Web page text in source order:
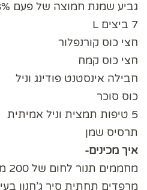
גביע שמנת חמוצה של פעם 28%
7 ביצים L
חצי כוס קורנפלור
חצי כוס קמח
חבילה אינסטנט פודינג וניל
כוס סוכר
5 טיפות תמצית וניל אמיתית
תרסיס שמן
איך מכינים-
מחממים תנור לחום של 200 מעלות.
מרפדים תחתית סיר ג’חנון